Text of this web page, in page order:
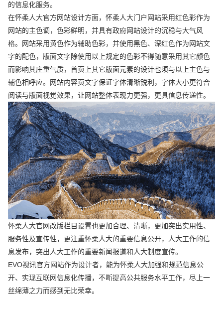
的信息化服务。
在怀柔人大官方网站设计方面，怀柔人大门户网站采用红色彩作为
网站的主色调，色彩鲜明，并具有政府网站设计的沉稳与大气风
格。网站采用黄色作为辅助色彩，并使用黑色、深红色作为网站文
字的配色，版面文字除使用以上规定的色彩不得随意采用其它颜色
而影响其庄重气质，首页上其它版面元素的设计也须与以上主色与
辅色相呼应。网站内容页文字保证字体清晰锐利，字体大小更符合
阅读与版面视觉效果，让网站整体表现力更强，更具信息传递性。
怀柔人大官网改版栏目设置也更加合理、清晰，更加突出实用性、
服务性及宣传性，更注重怀柔人大的重要信息公开，人大工作的信
息发布，突出人大工作的重要新闻报道和人大制度宣传。
EVO视讯官方网站作为设计者，能为怀柔人大加强和规范信息公
开、实现互联网信息化传播，不断提高公共服务水平工作，尽上一
丝绵薄之力而感到无比荣幸。